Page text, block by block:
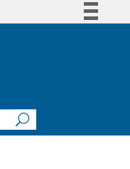
Legislação